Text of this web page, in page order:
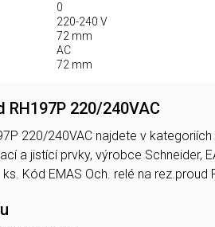
0
220-240 V
72 mm
AC
72 mm
RH197P 220/240VAC
220/240VAC najdete v
a jistící prvky, výrobce Schneider,
Kód EMAS Och. relé na rez.proud